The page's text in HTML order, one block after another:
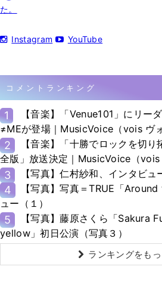
た。
Instagram YouTube
コメントランキング
1
【音楽】「Venue101」にリー
≠MEが登場｜MusicVoice（vois ヴォ
2
【音楽】「十勝でロックを切
全版」放送決定｜MusicVoice（vois
3 【写真】仁村紗和、インタビュ
4
【写真】写真＝TRUE「
ュー（１）
5
【写真】藤原さくら「Sakura
yellow」初日公演（写真３）
ランキングをも